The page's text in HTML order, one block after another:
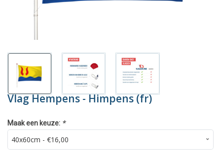
Vlag Hempens - Himpens (fr)
Maak een keuze: *